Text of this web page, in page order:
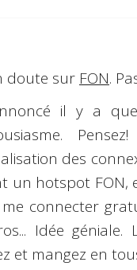
doute sur FON.
il y a
des
un hotspot FON,
connecter
Idée géniale.
et mangez en